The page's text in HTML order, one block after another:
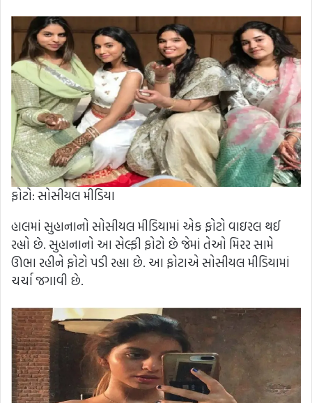
ફોટો: સોસીયલ મીડિયા
હાલમાં સુહાનાનો સોસીયલ મીડિયામાં એક ફોટો વાઇરલ થઈ
રહ્યો છે. સુહાનાનો આ સેલ્ફી ફોટો છે જેમાં તેઓ મિરર સામે
ઊભા રહીને ફોટો પડી રહ્યા છે. આ ફોટાએ સોસીયલ મીડિયામાં
ચર્ચા જગાવી છે.